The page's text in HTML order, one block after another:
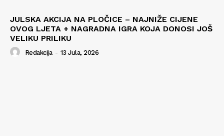
JULSKA AKCIJA NA PLOČICE – NAJNIŽE CIJENE
OVOG LJETA + NAGRADNA IGRA KOJA DONOSI JOŠ
VELIKU PRILIKU
Redakcija - 13 Jula, 2026